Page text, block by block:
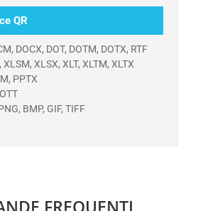
QR
DOCX, DOT, DOTM, DOTX, RTF
XLSM, XLSX, XLT, XLTM, XLTX
PPTX
BMP, GIF, TIFF